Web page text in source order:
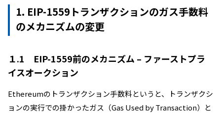
1. EIP-1559トランザクションのガス手数料
のメカニズムの変更
１.1 EIP-1559前のメカニズム – ファーストプラ
イスオークション
Ethereumのトランザクション手数料というと、トランザクシ
ョンの実行での掛かったガス（Gas Used by Transaction）と